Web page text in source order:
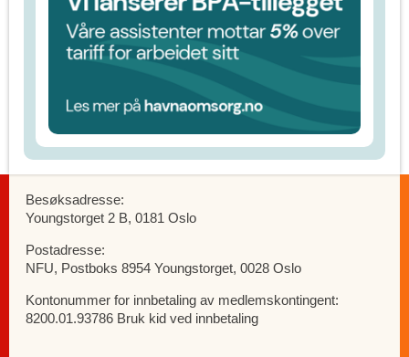
Besøksadresse:
Youngstorget 2 B, 0181 Oslo
Postadresse:
NFU, Postboks 8954 Youngstorget, 0028 Oslo
Kontonummer for innbetaling av medlemskontingent:
8200.01.93786 Bruk kid ved innbetaling